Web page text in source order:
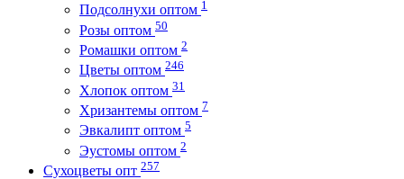
Подсолнухи оптом 1
Розы оптом 50
Ромашки оптом 2
Цветы оптом 246
Хлопок оптом 31
Хризантемы оптом 7
Эвкалипт оптом 5
Эустомы оптом 2
Сухоцветы опт 257